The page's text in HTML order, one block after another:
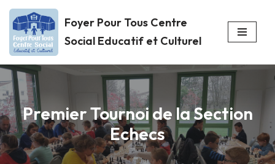
Aller
au
contenu
Foyer Pour Tous Centre
Social Educatif et Culturel
Premier Tournoi de la Section
Echecs